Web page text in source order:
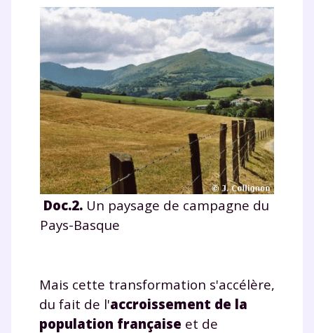
Doc.2. Un paysage de campagne du
Pays-Basque
Mais cette transformation s'accélère,
du fait de l'accroissement de la
population française et de